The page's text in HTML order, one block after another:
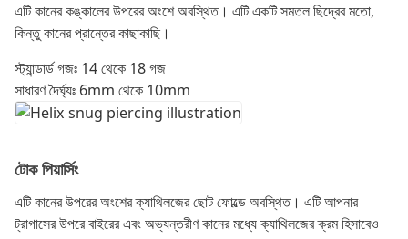
এটি কানের কঙ্কালের উপরের অংশে অবস্থিত। এটি একটি সমতল ছিদ্রের মতো,
কিন্তু কানের প্রান্তের কাছাকাছি।
স্ট্যান্ডার্ড গজঃ 14 থেকে 18 গজ
সাধারণ দৈর্ঘ্যঃ 6mm থেকে 10mm
টোক পিয়ার্সিং
এটি কানের উপরের অংশের ক্যাথিলজের ছোট ফোল্ডে অবস্থিত। এটি আপনার
ট্রাগাসের উপরে বাইরের এবং অভ্যন্তরীণ কানের মধ্যে ক্যাথিলজের ক্রম হিসাবেও